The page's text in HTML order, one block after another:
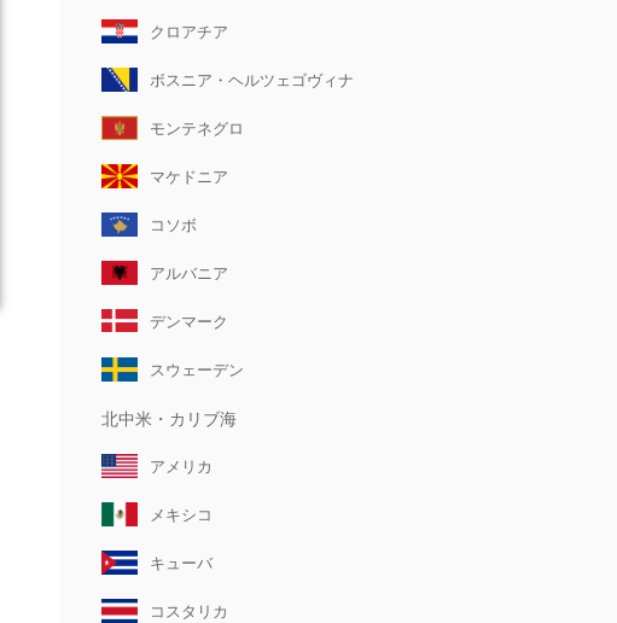
クロアチア
ボスニア・ヘルツェゴヴィナ
モンテネグロ
マケドニア
コソボ
アルバニア
デンマーク
スウェーデン
北中米・カリブ海
アメリカ
メキシコ
キューバ
コスタリカ